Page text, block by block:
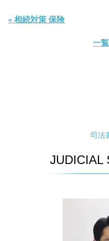
« 相続対策 保険
一
司法
JUDICIAL